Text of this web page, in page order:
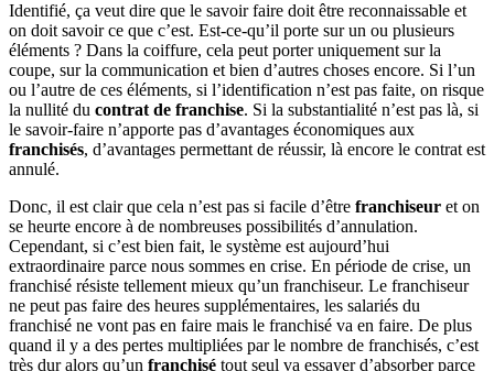
Identifié, ça veut dire que le savoir faire doit être reconnaissable et
on doit savoir ce que c’est. Est-ce-qu’il porte sur un ou plusieurs
éléments ? Dans la coiffure, cela peut porter uniquement sur la
coupe, sur la communication et bien d’autres choses encore. Si l’un
ou l’autre de ces éléments, si l’identification n’est pas faite, on risque
la nullité du contrat de franchise. Si la substantialité n’est pas là, si
le savoir-faire n’apporte pas d’avantages économiques aux
franchisés, d’avantages permettant de réussir, là encore le contrat est
annulé.
Donc, il est clair que cela n’est pas si facile d’être franchiseur et on
se heurte encore à de nombreuses possibilités d’annulation.
Cependant, si c’est bien fait, le système est aujourd’hui
extraordinaire parce nous sommes en crise. En période de crise, un
franchisé résiste tellement mieux qu’un franchiseur. Le franchiseur
ne peut pas faire des heures supplémentaires, les salariés du
franchisé ne vont pas en faire mais le franchisé va en faire. De plus
quand il y a des pertes multipliées par le nombre de franchisés, c’est
très dur alors qu’un franchisé tout seul va essayer d’absorber parce